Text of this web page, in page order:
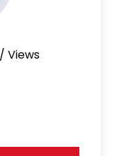
Views